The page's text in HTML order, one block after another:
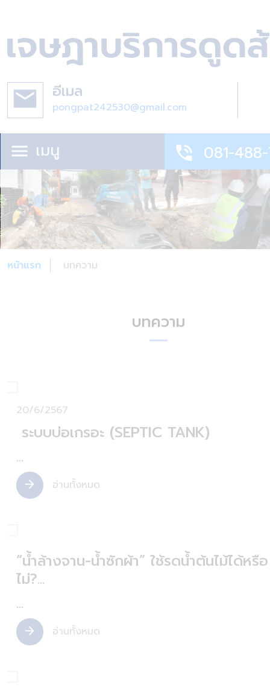
email อีเมล
pongpat242530@gmail.com
phone_in_talk 081-
menu เมนู
หน้าแรก บทความ
บทความ
20/6/2567
ระบบบ่อเกรอะ (SEPTIC TANK)
...
arrow_forward อ่านทั้งหมด
“น้ำล้างจาน-น้ำซักผ้า” ใช้รดน้ำต้นไม้ได้หรือ
ไม่?...
...
arrow_forward อ่านทั้งหมด